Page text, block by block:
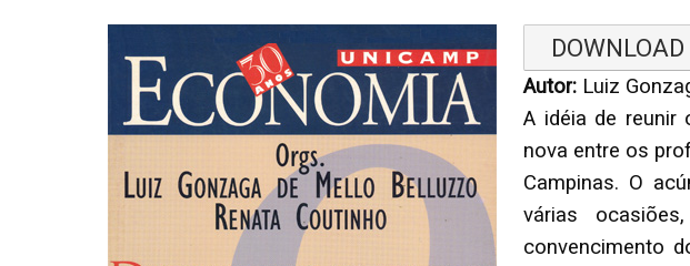
DOWNLOAD
Autor: Luiz
A idéia de reunir
nova entre os
Campinas. O
várias
convencimento